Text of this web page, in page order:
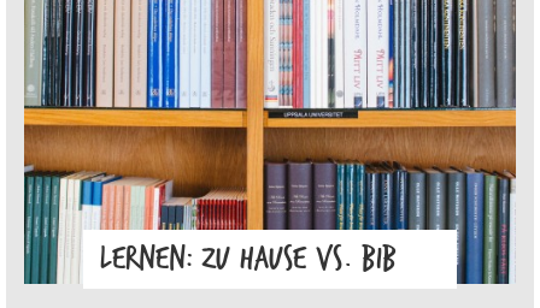
LERNEN: ZU HAUSE VS. BIB